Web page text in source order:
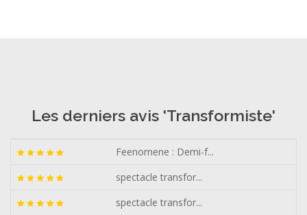
Les derniers avis 'Transformiste'
Feenomene : Demi-f...
spectacle transfor...
spectacle transfor...